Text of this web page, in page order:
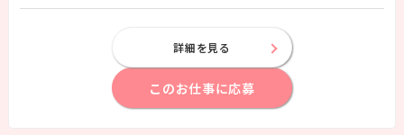
詳細を見る
このお仕事に応募